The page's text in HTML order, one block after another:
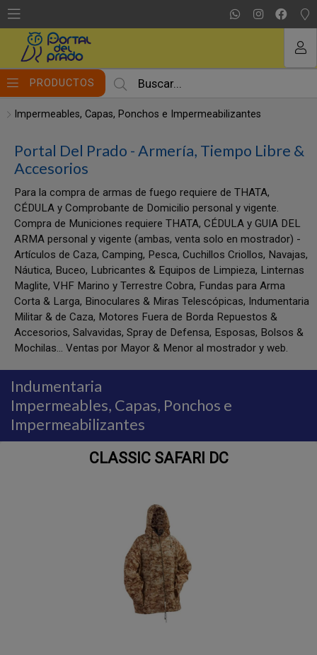
PRODUCTOS
Impermeables, Capas, Ponchos e Impermeabilizantes
Portal Del Prado - Armería, Tiempo Libre &
Accesorios
Para la compra de armas de fuego requiere de THATA,
CÉDULA y Comprobante de Domicilio personal y vigente.
Compra de Municiones requiere THATA, CÉDULA y GUIA DEL
ARMA personal y vigente (ambas, venta solo en mostrador) -
Artículos de Caza, Camping, Pesca, Cuchillos Criollos, Navajas,
Náutica, Buceo, Lubricantes & Equipos de Limpieza, Linternas
Maglite, VHF Marino y Terrestre Cobra, Fundas para Arma
Corta & Larga, Binoculares & Miras Telescópicas, Indumentaria
Militar & de Caza, Motores Fuera de Borda Repuestos &
Accesorios, Salvavidas, Spray de Defensa, Esposas, Bolsos &
Mochilas... Ventas por Mayor & Menor al mostrador y web.
Indumentaria
Impermeables, Capas, Ponchos e
Impermeabilizantes
CLASSIC SAFARI DC